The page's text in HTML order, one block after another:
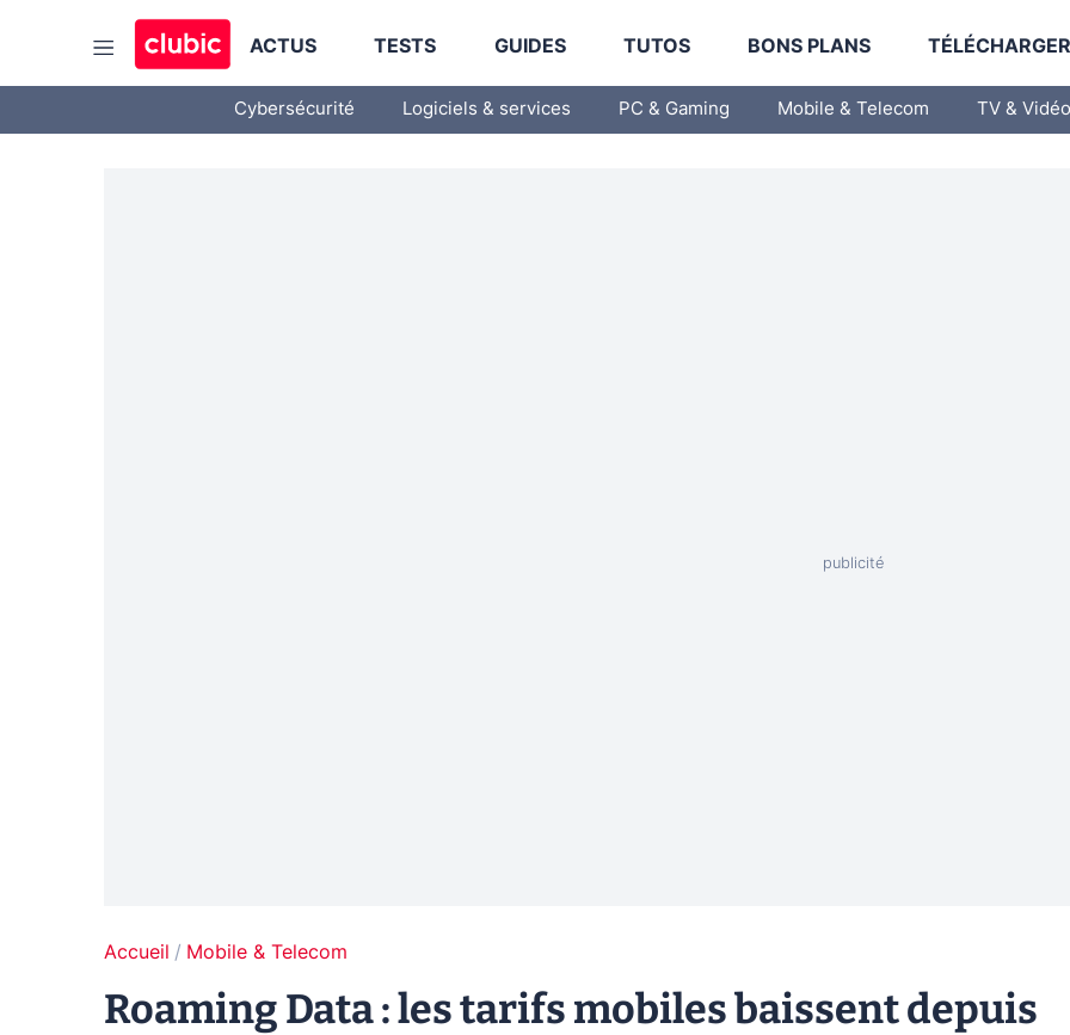
ACTUS TESTS GUIDES TUTOS BONS PLANS
Cybersécurité Logiciels & services PC & Gaming Mobile & Telecom TV & Vidéo
Accueil Mobile & Telecom
Roaming Data : les tarifs mobiles baissent depuis